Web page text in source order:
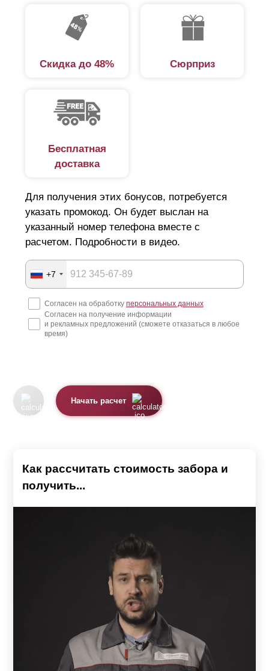
Скидка до 48% Сюрприз
Бесплатная
доставка
Для получения этих бонусов, потребуется
указать промокод. Он будет выслан на
указанный номер телефона вместе с
расчетом. Подробности в видео.
+7
Согласен на обработку персональных данных
Согласен на получение информации
и рекламных предложений (сможете отказаться в любое
время)
Начать расчет
Как рассчитать стоимость забора и
получить...